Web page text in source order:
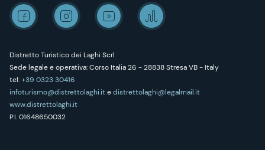
Distretto Turistico dei Laghi Scrl
Sede legale e operativa: Corso Italia 26 - 28838 Stresa VB - Italy
tel:+39 0323 30416
infoturismo@distrettolaghi.itedistrettolaghi@legalmail.it
www.distrettolaghi.it
P.I. 01648650032